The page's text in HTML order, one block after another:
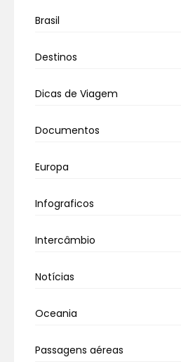
Brasil
Destinos
Dicas de Viagem
Documentos
Europa
Infograficos
Intercâmbio
Notícias
Oceania
Passagens aéreas